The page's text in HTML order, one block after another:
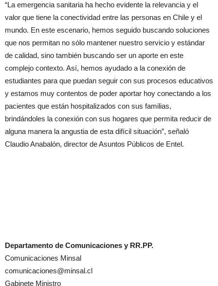
“La emergencia sanitaria ha hecho evidente la relevancia y el
valor que tiene la conectividad entre las personas en Chile y el
mundo. En este escenario, hemos seguido buscando soluciones
que nos permitan no sólo mantener nuestro servicio y estándar
de calidad, sino también buscando ser un aporte en este
complejo contexto. Así, hemos ayudado a la conexión de
estudiantes para que puedan seguir con sus procesos educativos
y estamos muy contentos de poder aportar hoy conectando a los
pacientes que están hospitalizados con sus familias,
brindándoles la conexión con sus hogares que permita reducir de
alguna manera la angustia de esta difícil situación”, señaló
Claudio Anabalón, director de Asuntos Públicos de Entel.
Departamento de Comunicaciones y RR.PP.
Comunicaciones Minsal
comunicaciones@minsal.cl
Gabinete Ministro